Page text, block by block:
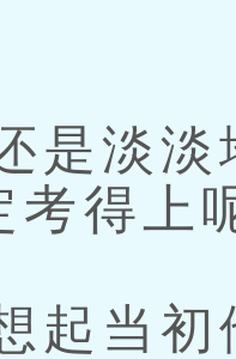
淡淡
考得上
当初